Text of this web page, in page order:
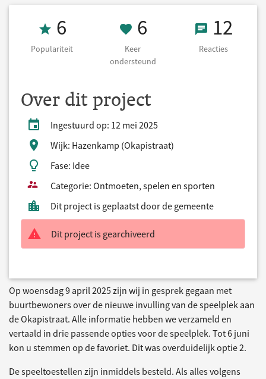
Populariteit 6
6
Populariteit
6 Keer
6
Keer
ondersteund
1212
Reacties
Over dit project
Ingestuurd op: 12 mei 2025
Wijk: Hazenkamp (Okapistraat)
Fase: Idee
Categorie: Ontmoeten, spelen en sporten
Dit project is geplaatst door de gemeente
Dit project is gearchiveerd
Op woensdag 9 april 2025 zijn wij in gesprek gegaan met
buurtbewoners over de nieuwe invulling van de speelplek aan
de Okapistraat. Alle informatie hebben we verzameld en
vertaald in drie passende opties voor de speelplek. Tot 6 juni
kon u stemmen op de favoriet. Dit was overduidelijk optie 2.
De speeltoestellen zijn inmiddels besteld. Als alles volgens